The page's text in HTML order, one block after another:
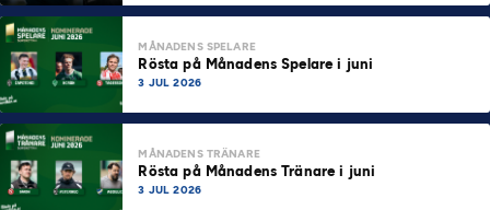
MÅNADENS SPELARE
Rösta på Månadens Spelare i juni
3 JUL 2026
MÅNADENS TRÄNARE
Rösta på Månadens Tränare i juni
3 JUL 2026